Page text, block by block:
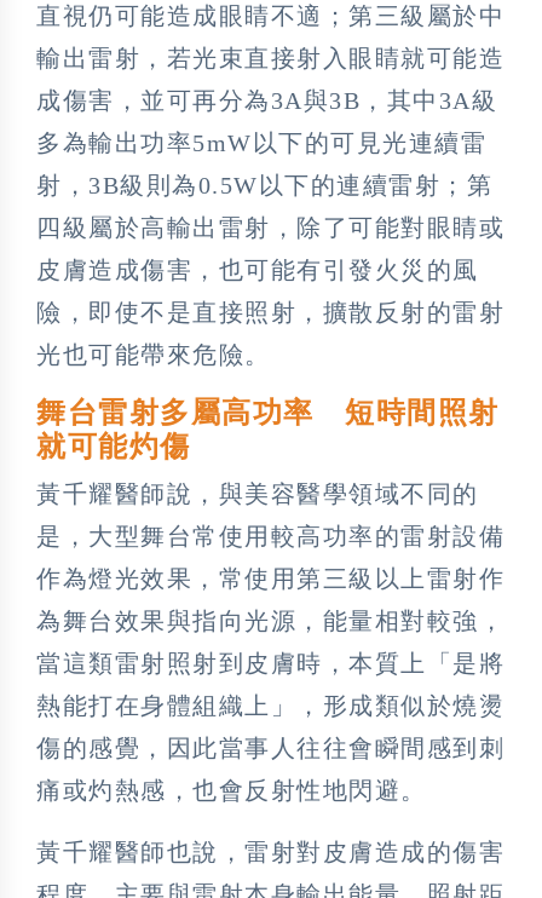
直視仍可能造成眼睛不適；第三級屬於中
輸出雷射，若光束直接射入眼睛就可能造
成傷害，並可再分為3A與3B，其中3A級
多為輸出功率5mW以下的可見光連續雷
射，3B級則為0.5W以下的連續雷射；第
四級屬於高輸出雷射，除了可能對眼睛或
皮膚造成傷害，也可能有引發火災的風
險，即使不是直接照射，擴散反射的雷射
光也可能帶來危險。
舞台雷射多屬高功率 短時間照射
就可能灼傷
黃千耀醫師說，與美容醫學領域不同的
是，大型舞台常使用較高功率的雷射設備
作為燈光效果，常使用第三級以上雷射作
為舞台效果與指向光源，能量相對較強，
當這類雷射照射到皮膚時，本質上「是將
熱能打在身體組織上」，形成類似於燒燙
傷的感覺，因此當事人往往會瞬間感到刺
痛或灼熱感，也會反射性地閃避。
黃千耀醫師也說，雷射對皮膚造成的傷害